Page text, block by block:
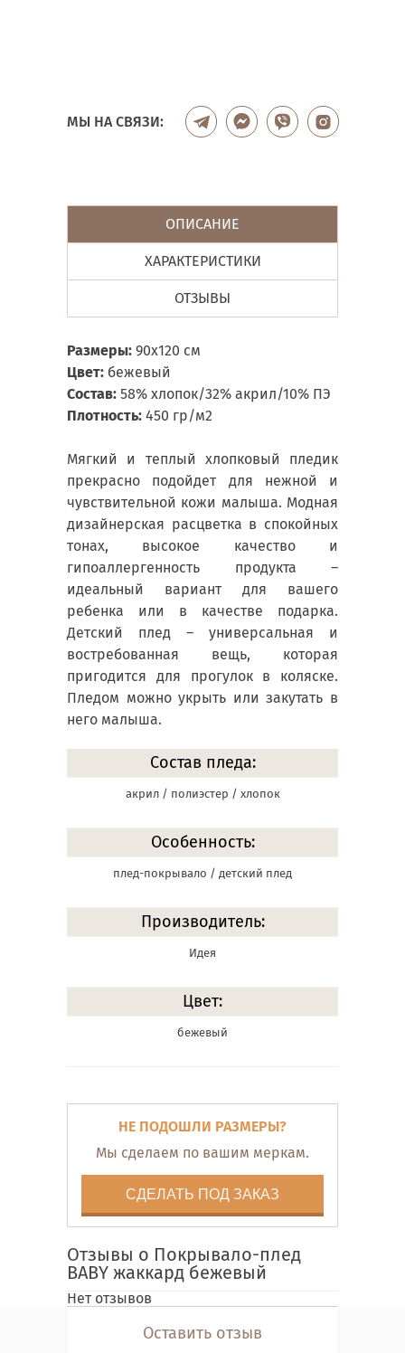
МЫ НА СВЯЗИ:
ОПИСАНИЕ
ХАРАКТЕРИСТИКИ
ОТЗЫВЫ
Размеры: 90х120 см
Цвет: бежевый
Состав: 58% хлопок/32% акрил/10% ПЭ
Плотность: 450 гр/м2
Мягкий и теплый хлопковый пледик
прекрасно подойдет для нежной и
чувствительной кожи малыша. Модная
дизайнерская расцветка в спокойных
тонах, высокое качество и
гипоаллергенность продукта –
идеальный вариант для вашего
ребенка или в качестве подарка.
Детский плед – универсальная и
востребованная вещь, которая
пригодится для прогулок в коляске.
Пледом можно укрыть или закутать в
него малыша.
Состав пледа:
акрил / полиэстер / хлопок
Особенность:
плед-покрывало / детский плед
Производитель:
Идея
Цвет:
бежевый
НЕ ПОДОШЛИ РАЗМЕРЫ?
Мы сделаем по вашим меркам.
СДЕЛАТЬ ПОД ЗАКАЗ
Отзывы о Покрывало-плед
BABY жаккард бежевый
Нет отзывов
Оставить отзыв